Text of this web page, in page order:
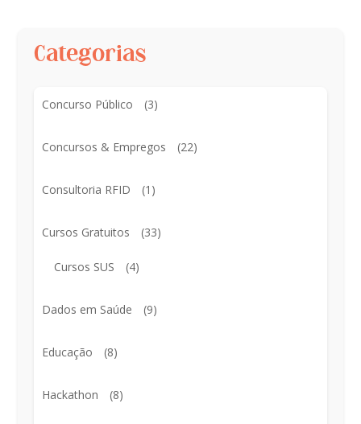
Categorias
Concurso Público (3)
Concursos & Empregos (22)
Consultoria RFID (1)
Cursos Gratuitos (33)
Cursos SUS (4)
Dados em Saúde (9)
Educação (8)
Hackathon (8)